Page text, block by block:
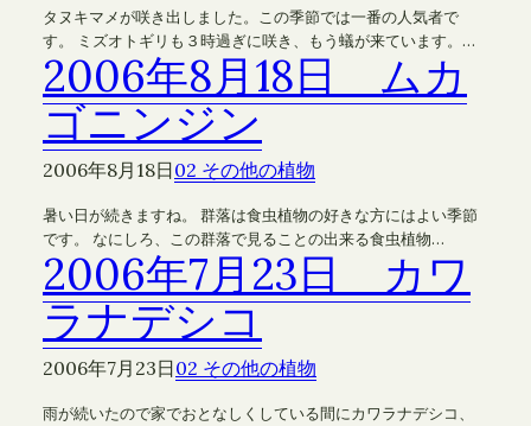
タヌキマメが咲き出しました。この季節では一番の人気者で
す。 ミズオトギリも３時過ぎに咲き、もう蟻が来ています。…
2006年8月18日 ムカ
ゴニンジン
2006年8月18日02 その他の植物
暑い日が続きますね。 群落は食虫植物の好きな方にはよい季節
です。 なにしろ、この群落で見ることの出来る食虫植物…
2006年7月23日 カワ
ラナデシコ
2006年7月23日02 その他の植物
雨が続いたので家でおとなしくしている間にカワラナデシコ、